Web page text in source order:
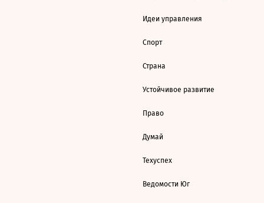
Идеи управления
Спорт
Страна
Устойчивое развитие
Право
Думай
Техуспех
Ведомости Юг